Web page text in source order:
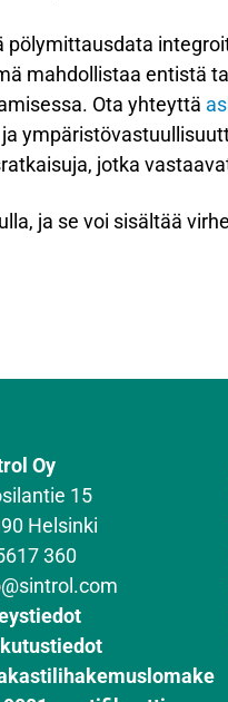
mahdollistaa entistä
Ota yhteyttä
jotka
ja se voi sisältää
Oy
15
Helsinki
360